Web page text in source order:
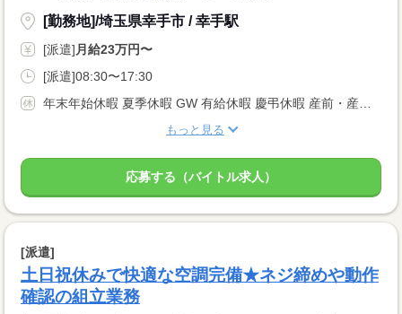
[勤務地]/埼玉県幸手市 / 幸手駅
[派遣] 月給23万円〜
[派遣]08:30〜17:30
もっと見る
応募する（バイトル求人）
[派遣]
土日祝休みで快適な空調完備★ネジ締めや動作
確認の組立業務